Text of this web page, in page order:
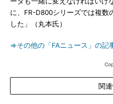
に、FR-D800シリーズでは複数
した」（丸本氏）
⇒その他の「FAニュース」の記
関